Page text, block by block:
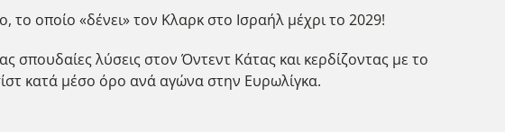
οποίο «δένει» τον Κλαρκ στο Ισραήλ μέχρι το 2029!
σπουδαίες λύσεις στον Όντεντ Κάτας και κερδίζοντας με το
κατά μέσο όρο ανά αγώνα στην Ευρωλίγκα.